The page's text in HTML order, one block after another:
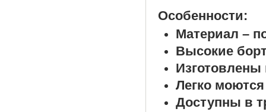
Особенности:
Материал –
Высокие
Изготовлены
Легко моются
Доступны в